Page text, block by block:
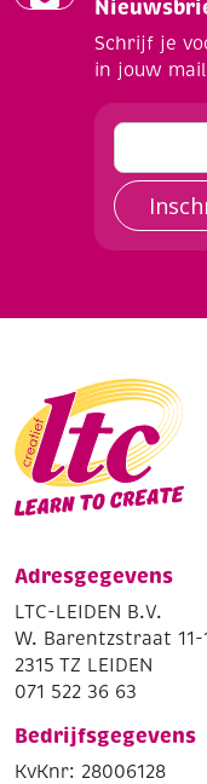
Schrijf je
in jouw
Adresgegevens
LTC-LEIDEN B.V.
W. Barentzstraat 11-
2315 TZ LEIDEN
071 522 36 63
Bedrijfsgegevens
KvKnr: 28006128